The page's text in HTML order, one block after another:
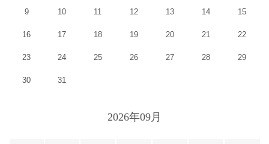
9 10 11 12 13 14 15
16 17 18 19 20 21 22
23 24 25 26 27 28 29
30 31
2026年09月